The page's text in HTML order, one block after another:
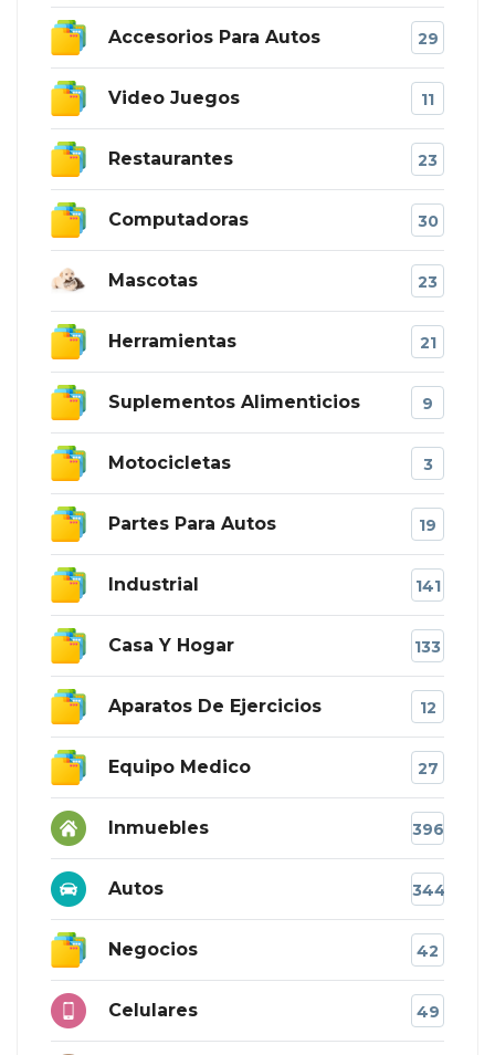
Accesorios Para Autos 29
Video Juegos 11
Restaurantes 23
Computadoras 30
Mascotas 23
Herramientas 21
Suplementos Alimenticios 9
Motocicletas 3
Partes Para Autos 19
Industrial 141
Casa Y Hogar 133
Aparatos De Ejercicios 12
Equipo Medico 27
Inmuebles 396
Autos 344
Negocios 42
Celulares 49